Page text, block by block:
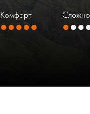
Комфорт
●
●●●●●